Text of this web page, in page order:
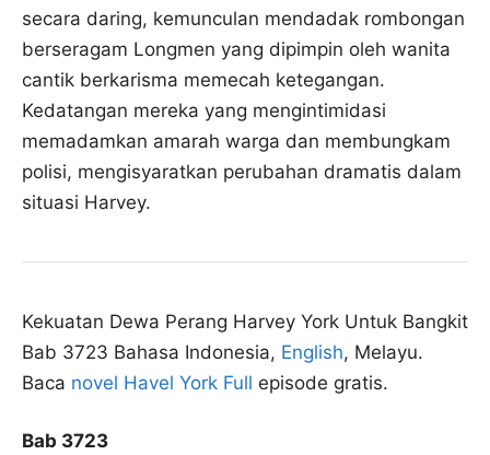
secara daring, kemunculan mendadak rombongan
berseragam Longmen yang dipimpin oleh wanita
cantik berkarisma memecah ketegangan.
Kedatangan mereka yang mengintimidasi
memadamkan amarah warga dan membungkam
polisi, mengisyaratkan perubahan dramatis dalam
situasi Harvey.
Kekuatan Dewa Perang Harvey York Untuk Bangkit
Bab 3723 Bahasa Indonesia, English, Melayu.
Baca novel Havel York Full episode gratis.
Bab 3723